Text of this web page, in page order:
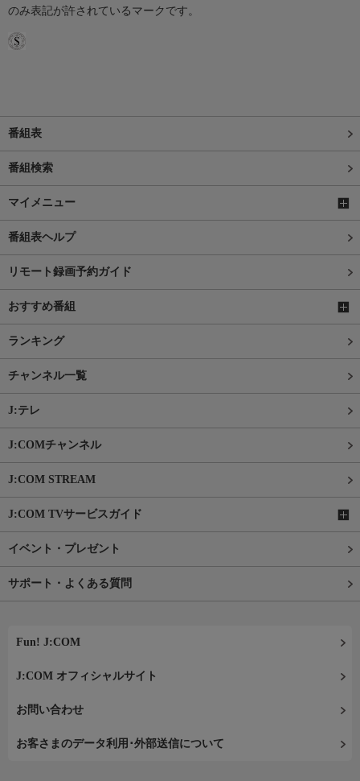
のみ表記が許されているマークです。
番組表
番組検索
マイメニュー
番組表ヘルプ
リモート録画予約ガイド
おすすめ番組
ランキング
チャンネル一覧
J:テレ
J:COMチャンネル
J:COM STREAM
J:COM TVサービスガイド
イベント・プレゼント
サポート・よくある質問
Fun! J:COM
J:COM オフィシャルサイト
お問い合わせ
お客さまのデータ利用･外部送信について